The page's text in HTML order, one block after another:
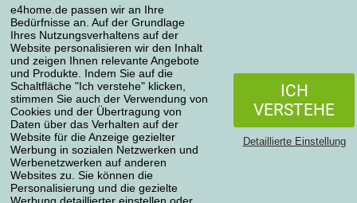
e4home.de passen wir an Ihre
Bedürfnisse an. Auf der Grundlage
Ihres Nutzungsverhaltens auf der
Website personalisieren wir den Inhalt
und zeigen Ihnen relevante Angebote
und Produkte. Indem Sie auf die
Schaltfläche "Ich verstehe" klicken,
stimmen Sie auch der Verwendung von
Cookies und der Übertragung von
Daten über das Verhalten auf der
Website für die Anzeige gezielter
Werbung in sozialen Netzwerken und
Werbenetzwerken auf anderen
Websites zu. Sie können die
Personalisierung und die gezielte
ICH
VERSTEHE
Detaillierte Einstellung
Reklamationen
Widerrufsbelehrung
Einfach mehr wissen
Richtlinien zur Verarbeitung von Bewertungen
Transportarten
Zahlungsmethoden